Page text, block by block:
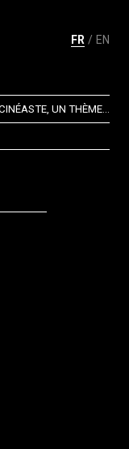
FR EN
UN THÈME...